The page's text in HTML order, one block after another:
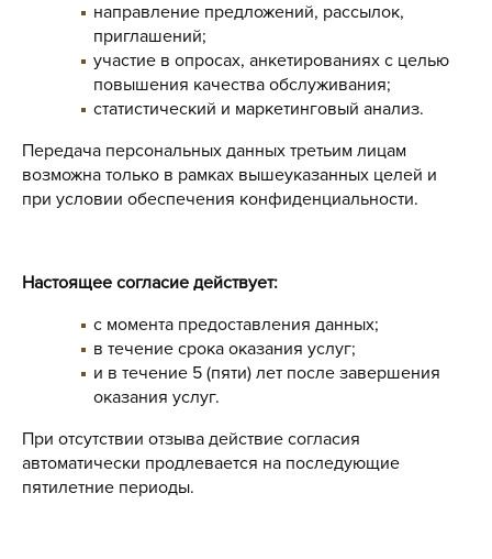
направление предложений, рассылок,
приглашений;
участие в опросах, анкетированиях с целью
повышения качества обслуживания;
статистический и маркетинговый анализ.
Передача персональных данных третьим лицам
возможна только в рамках вышеуказанных целей и
при условии обеспечения конфиденциальности.
Настоящее согласие действует:
с момента предоставления данных;
в течение срока оказания услуг;
и в течение 5 (пяти) лет после завершения
оказания услуг.
При отсутствии отзыва действие согласия
автоматически продлевается на последующие
пятилетние периоды.